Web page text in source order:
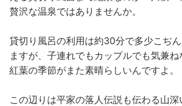
贅沢な温泉ではありませんか。
貸切り風呂の利用は約30分で多少こぢ
ますが、子連れでもカップルでも気兼ね
紅葉の季節がまた素晴らしいんですよ。
この辺りは平家の落人伝説も伝わる山深